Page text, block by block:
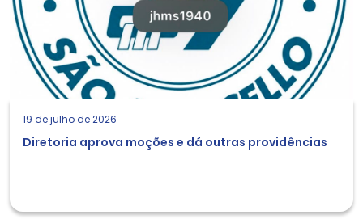
19 de julho de 2026
Diretoria aprova moções e dá outras providências